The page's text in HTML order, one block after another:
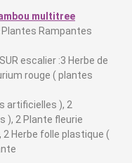
multitree
Rampantes
SUR escalier :3 Herbe de
rouge ( plantes
artificielles ), 2
), 2 Plante fleurie
Herbe folle plastique (